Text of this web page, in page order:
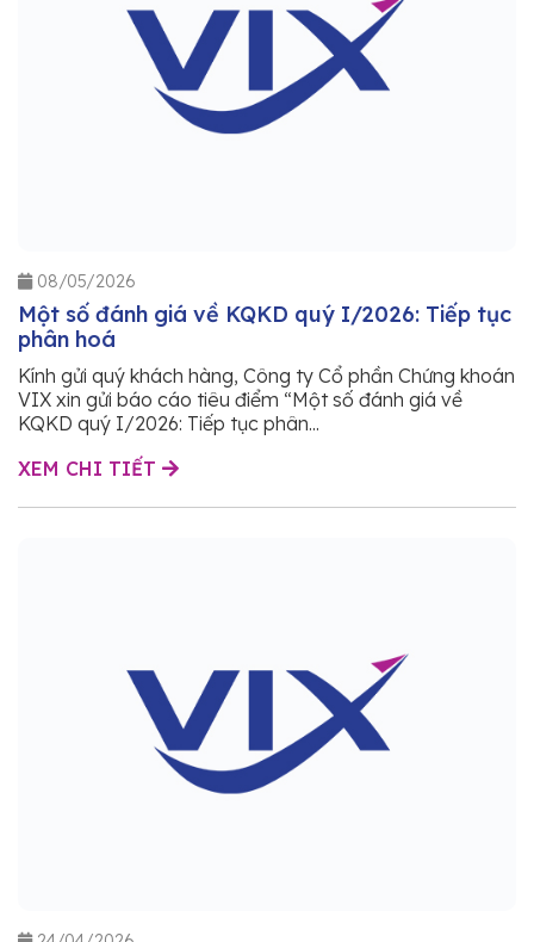
08/05/2026
Một số đánh giá về KQKD quý I/2026: Tiếp tục
phân hoá
Kính gửi quý khách hàng, Công ty Cổ phần Chứng khoán
VIX xin gửi báo cáo tiêu điểm “Một số đánh giá về
KQKD quý I/2026: Tiếp tục phân...
XEM CHI TIẾT